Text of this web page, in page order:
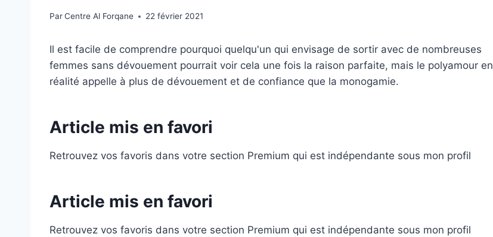
ParCentre Al Forqane 22 février 2021
Il est facile de comprendre pourquoi quelqu'un qui envisage de sortir avec de nombreuses
femmes sans dévouement pourrait voir cela une fois la raison parfaite, mais le polyamour en
réalité appelle à plus de dévouement et de confiance que la monogamie.
Article mis en favori
Retrouvez vos favoris dans votre section Premium qui est indépendante sous mon profil
Article mis en favori
Retrouvez vos favoris dans votre section Premium qui est indépendante sous mon profil